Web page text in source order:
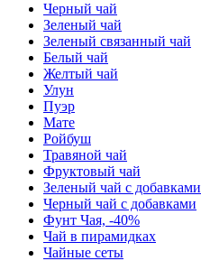
Черный чай
Зеленый чай
Зеленый связанный чай
Белый чай
Желтый чай
Улун
Пуэр
Мате
Ройбуш
Травяной чай
Фруктовый чай
Зеленый чай с добавками
Черный чай с добавками
Фунт Чая, -40%
Чай в пирамидках
Чайные сеты